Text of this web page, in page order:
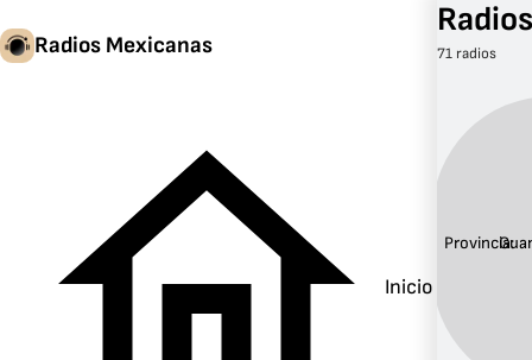
Radios Mexicanas
Inicio
71 radios
Provincia: